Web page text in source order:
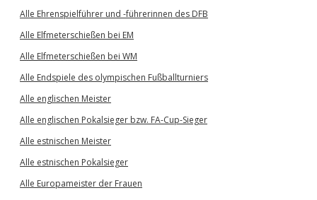
Alle Ehrenspielführer und -führerinnen des DFB
Alle Elfmeterschießen bei EM
Alle Elfmeterschießen bei WM
Alle Endspiele des olympischen Fußballturniers
Alle englischen Meister
Alle englischen Pokalsieger bzw. FA-Cup-Sieger
Alle estnischen Meister
Alle estnischen Pokalsieger
Alle Europameister der Frauen